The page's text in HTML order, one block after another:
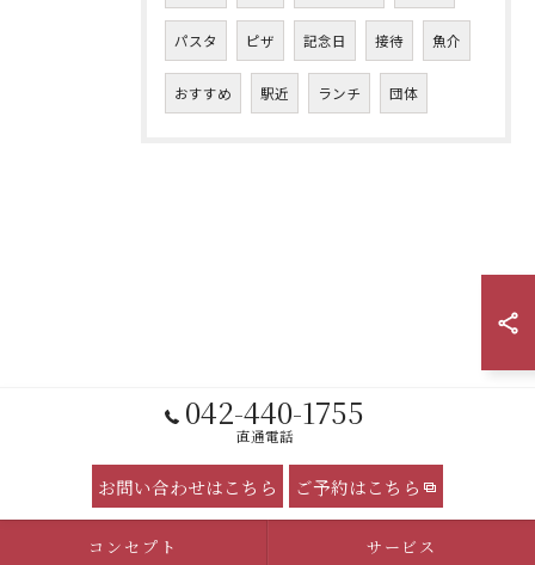
パスタ ピザ 記念日 接待 魚介
おすすめ 駅近 ランチ 団体
042-440-1755
直通電話
お問い合わせはこちら ご予約はこちら
コンセプト サービス